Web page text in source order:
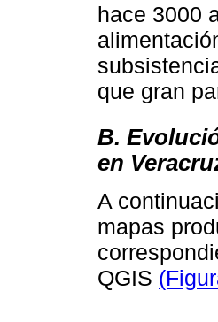
hace 3000
que gran
B.
en
A
mapas
QGIS